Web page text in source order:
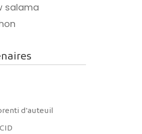
salama
d'auteuil